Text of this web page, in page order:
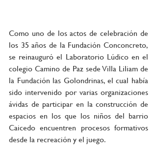
Como uno de los actos de celebración de
los 35 años de la Fundación Conconcreto,
se reinauguró el Laboratorio Lúdico en el
colegio Camino de Paz sede Villa Liliam de
la Fundación las Golondrinas, el cual había
sido intervenido por varias organizaciones
ávidas de participar en la construcción de
espacios en los que los niños del barrio
Caicedo encuentren procesos formativos
desde la recreación y el juego.